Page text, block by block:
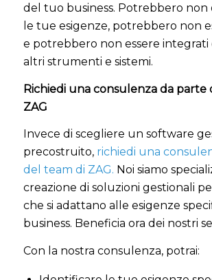
del tuo business. Potrebbero
le tue esigenze, potrebbero non
e potrebbero non essere integrati
altri strumenti e sistemi.
Richiedi una consulenza da parte
ZAG
Invece di scegliere un software
precostruito, richiedi una
del team di ZAG. Noi siamo
creazione di soluzioni gestionali
che si adattano alle esigenze
business. Beneficia ora dei nostri
Con la nostra consulenza, potrai: